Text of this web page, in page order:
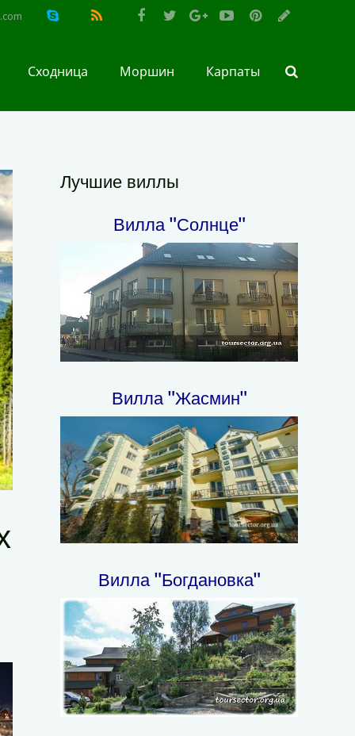
Сходница Моршин Карпаты
Лучшие виллы
Вилла "Солнце"
Вилла "Жасмин"
Вилла "Богдановка"